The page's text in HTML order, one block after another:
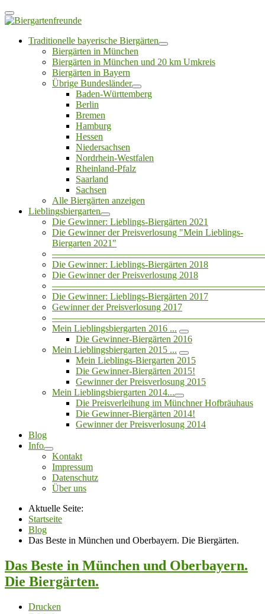
Traditionelle bayerische Biergärten
Biergärten in München
Biergärten in München und 20 km Umkreis
Biergärten in Bayern
Übrige Bundesländer
Baden-Württemberg
Berlin
Bremen
Hamburg
Hessen
Niedersachsen
Nordrhein-Westfalen
Rheinland-Pfalz
Saarland
Sachsen
Alle Biergärten anzeigen
Lieblingsbiergarten
Die Gewinner: Lieblings-Biergärten 2021
Die Gewinner der Preisverlosung "Mein Lieblings-
Biergarten 2021"
Die Gewinner: Lieblings-Biergärten 2018
Die Gewinner der Preisverlosung 2018
Die Gewinner: Lieblings-Biergärten 2017
Gewinner der Preisverlosung 2017
Mein Lieblingsbiergarten 2016 ...
Die Gewinner-Biergärten 2016
Mein Lieblingsbiergarten 2015 ...
Mein Lieblings-Biergarten 2015
Die Gewinner-Biergärten 2015!
Gewinner der Preisverlosung 2015
Mein Lieblingsbiergarten 2014...
Die Preisverleihung im Münchner Hofbräuhaus
Die Gewinner-Biergärten 2014!
Gewinner der Preisverlosung 2014
Blog
Info
Kontakt
Impressum
Datenschutz
Über uns
Aktuelle Seite:
Startseite
Blog
Das Beste in München und Oberbayern. Die Biergärten.
Das Beste in München und Oberbayern.
Die Biergärten.
Drucken